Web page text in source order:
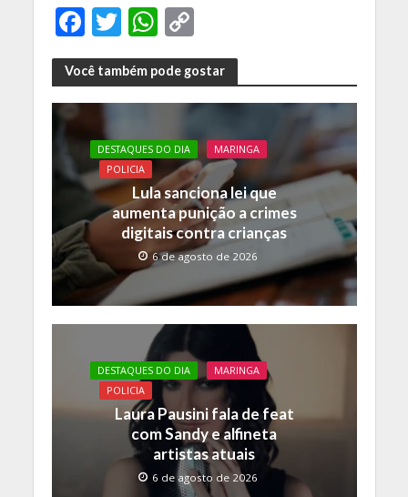
F
ac
e
b
o
o
k
T
w
itt
er
W
h
at
s
A
p
p
C
o
p
y
Li
n
k
Você também pode gostar
DESTAQUES DO DIA
MARINGA
POLICIA
Lula sanciona lei que
aumenta punição a crimes
digitais contra crianças
6 de agosto de 2026
DESTAQUES DO DIA
MARINGA
POLICIA
Laura Pausini fala de feat
com Sandy e alfineta
artistas atuais
6 de agosto de 2026